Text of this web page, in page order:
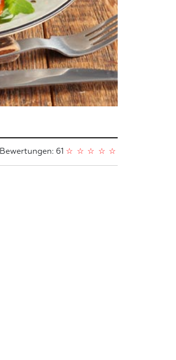
Bewertungen: 61 ☆
☆
☆
☆
☆